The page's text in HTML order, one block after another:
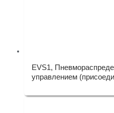
EVS1,
управлением